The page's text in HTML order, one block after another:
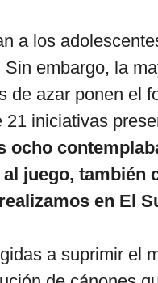
a los
embargo, la
de azar ponen el
iniciativas
ocho
juego, también
en El
a suprimir el